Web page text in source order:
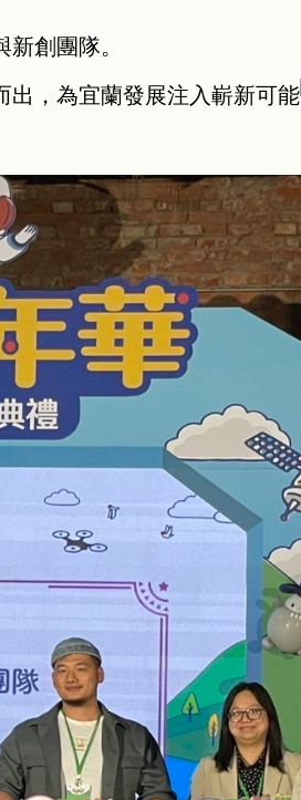
創團隊。
出，為宜蘭發展注入嶄新可能